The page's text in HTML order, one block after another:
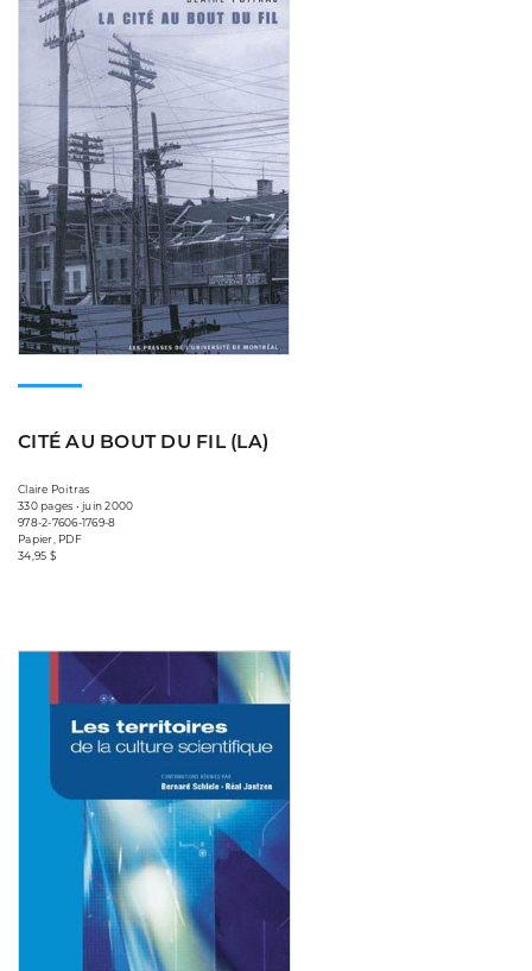
CITÉ AU BOUT DU FIL (LA)
Claire Poitras
330 pages • juin 2000
978-2-7606-1769-8
Papier, PDF
34,95 $